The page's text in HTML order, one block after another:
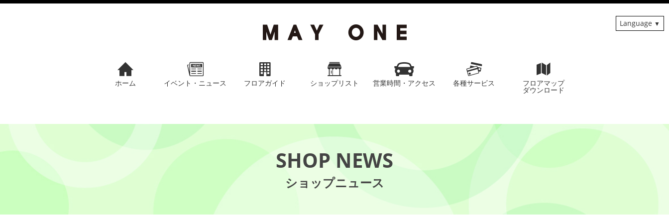
ホーム イベント・ニュース フロアガイド ショップリスト 営業時間・アクセス 各種サービス フロアマップ
ダウンロード
Language
SHOP NEWS